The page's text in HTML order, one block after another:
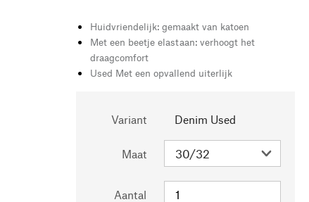
Huidvriendelijk: gemaakt van katoen
Met een beetje elastaan: verhoogt het
draagcomfort
Used Met een opvallend uiterlijk
Variant Denim Used
Maat
Aantal